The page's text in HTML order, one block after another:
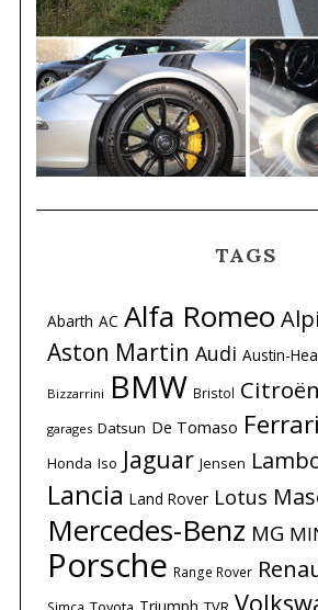
TAGS
Abarth AC Alfa Romeo
Aston Martin Audi Austin-
Bizzarrini BMW Bristol Citroën
garages Datsun De Tomaso Ferrari
Honda Iso Jaguar Jensen
Lancia Land Rover Lotus
Mercedes-Benz MG
Porsche Range Rover